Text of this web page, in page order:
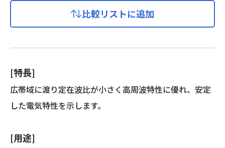
比較リストに追加
[特長]
広帯域に渡り定在波比が小さく高周波特性に優れ、安定
した電気特性を示します。
[用途]